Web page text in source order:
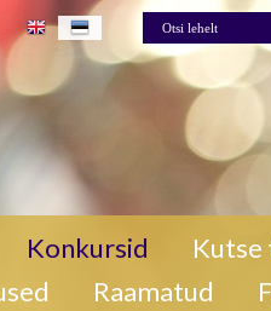
Konkursid
Raamatud